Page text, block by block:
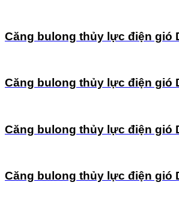
Căng bulong thủy lực điện gió
Căng bulong thủy lực điện gió
Căng bulong thủy lực điện gió
Căng bulong thủy lực điện gió